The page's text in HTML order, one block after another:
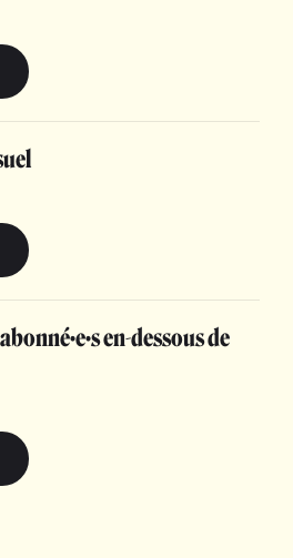
en-dessous de